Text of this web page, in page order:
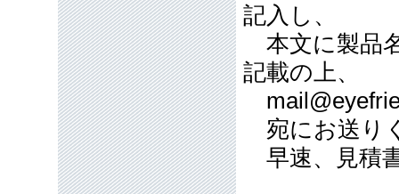
記入し、
本文に製品
記載の上、
宛にお送り
早速、見積